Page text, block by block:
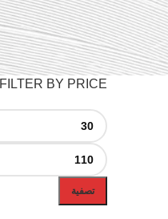
FILTER BY PRICE
تصفية